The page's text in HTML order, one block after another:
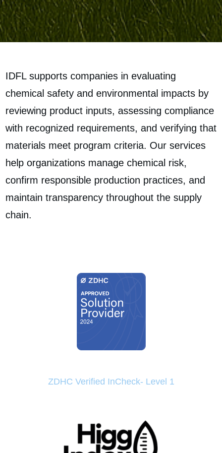
IDFL supports companies in evaluating
chemical safety and environmental impacts by
reviewing product inputs, assessing compliance
with recognized requirements, and verifying that
materials meet program criteria. Our services
help organizations manage chemical risk,
confirm responsible production practices, and
maintain transparency throughout the supply
chain.
ZDHC Verified InCheck- Level 1